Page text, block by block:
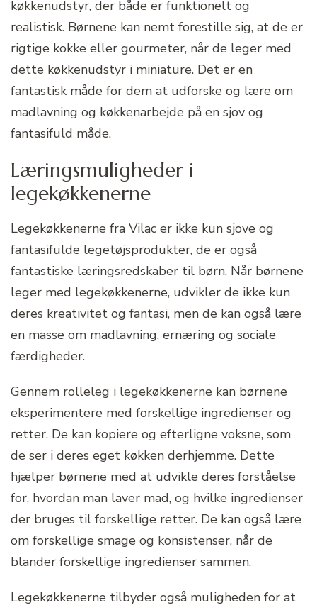
køkkenudstyr, der både er funktionelt og
realistisk. Børnene kan nemt forestille sig, at de er
rigtige kokke eller gourmeter, når de leger med
dette køkkenudstyr i miniature. Det er en
fantastisk måde for dem at udforske og lære om
madlavning og køkkenarbejde på en sjov og
fantasifuld måde.
Læringsmuligheder i
legekøkkenerne
Legekøkkenerne fra Vilac er ikke kun sjove og
fantasifulde legetøjsprodukter, de er også
fantastiske læringsredskaber til børn. Når børnene
leger med legekøkkenerne, udvikler de ikke kun
deres kreativitet og fantasi, men de kan også lære
en masse om madlavning, ernæring og sociale
færdigheder.
Gennem rolleleg i legekøkkenerne kan børnene
eksperimentere med forskellige ingredienser og
retter. De kan kopiere og efterligne voksne, som
de ser i deres eget køkken derhjemme. Dette
hjælper børnene med at udvikle deres forståelse
for, hvordan man laver mad, og hvilke ingredienser
der bruges til forskellige retter. De kan også lære
om forskellige smage og konsistenser, når de
blander forskellige ingredienser sammen.
Legekøkkenerne tilbyder også muligheden for at